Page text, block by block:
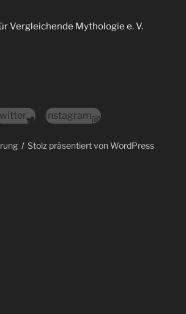
Vergleichende Mythologie e. V.
Instagram
Stolz präsentiert von WordPress